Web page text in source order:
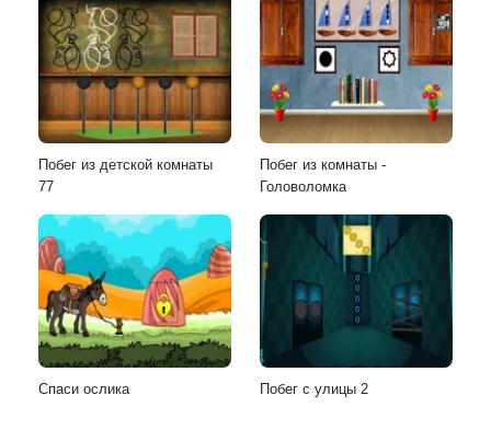
Побег из детской комнаты
77
Побег из комнаты -
Головоломка
Спаси ослика Побег с улицы 2